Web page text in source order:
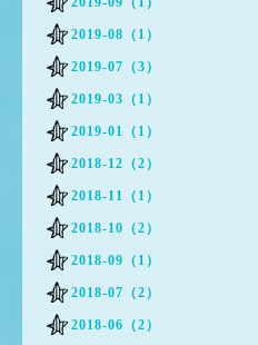
2019-08（1）
2019-07（3）
2019-03（1）
2019-01（1）
2018-12（2）
2018-11（1）
2018-10（2）
2018-09（1）
2018-07（2）
2018-06（2）